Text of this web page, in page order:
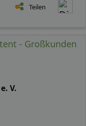
Teilen
- Großkunden
V.